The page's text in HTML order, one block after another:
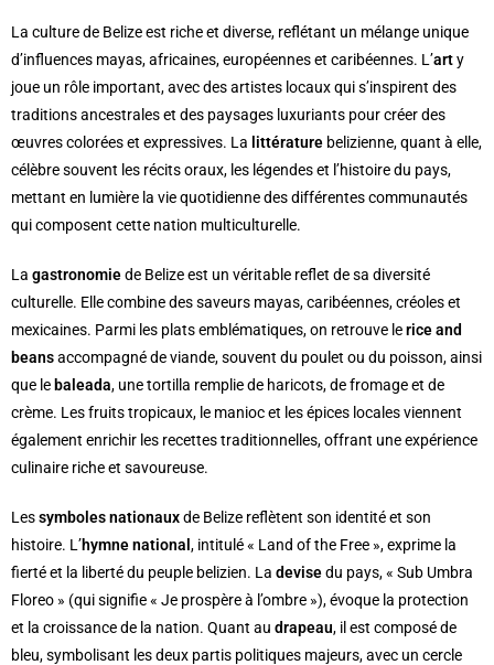
La culture de Belize est riche et diverse, reflétant un mélange unique
d’influences mayas, africaines, européennes et caribéennes. L’arty
joue un rôle important, avec des artistes locaux qui s’inspirent des
traditions ancestrales et des paysages luxuriants pour créer des
œuvres colorées et expressives. La littérature belizienne, quant à elle,
célèbre souvent les récits oraux, les légendes et l’histoire du pays,
mettant en lumière la vie quotidienne des différentes communautés
qui composent cette nation multiculturelle.
La gastronomiede Belize est un véritable reflet de sa diversité
culturelle. Elle combine des saveurs mayas, caribéennes, créoles et
mexicaines. Parmi les plats emblématiques, on retrouve lerice and
beansaccompagné de viande, souvent du poulet ou du poisson, ainsi
que le baleada, une tortilla remplie de haricots, de fromage et de
crème. Les fruits tropicaux, le manioc et les épices locales viennent
également enrichir les recettes traditionnelles, offrant une expérience
culinaire riche et savoureuse.
Lessymboles nationauxde Belize reflètent son identité et son
histoire. L’hymne national , intitulé « Land of the Free », exprime la
fierté et la liberté du peuple belizien. La devisedu pays, « Sub Umbra
Floreo » (qui signifie « Je prospère à l’ombre »), évoque la protection
et la croissance de la nation. Quant au drapeau, il est composé de
bleu, symbolisant les deux partis politiques majeurs, avec un cercle